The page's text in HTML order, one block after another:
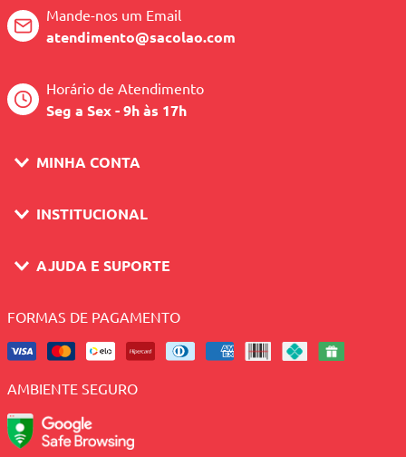
Mande-nos um Email
atendimento@sacolao.com
Horário de Atendimento
Seg a Sex - 9h às 17h
MINHA CONTA
INSTITUCIONAL
AJUDA E SUPORTE
FORMAS DE PAGAMENTO
AMBIENTE SEGURO